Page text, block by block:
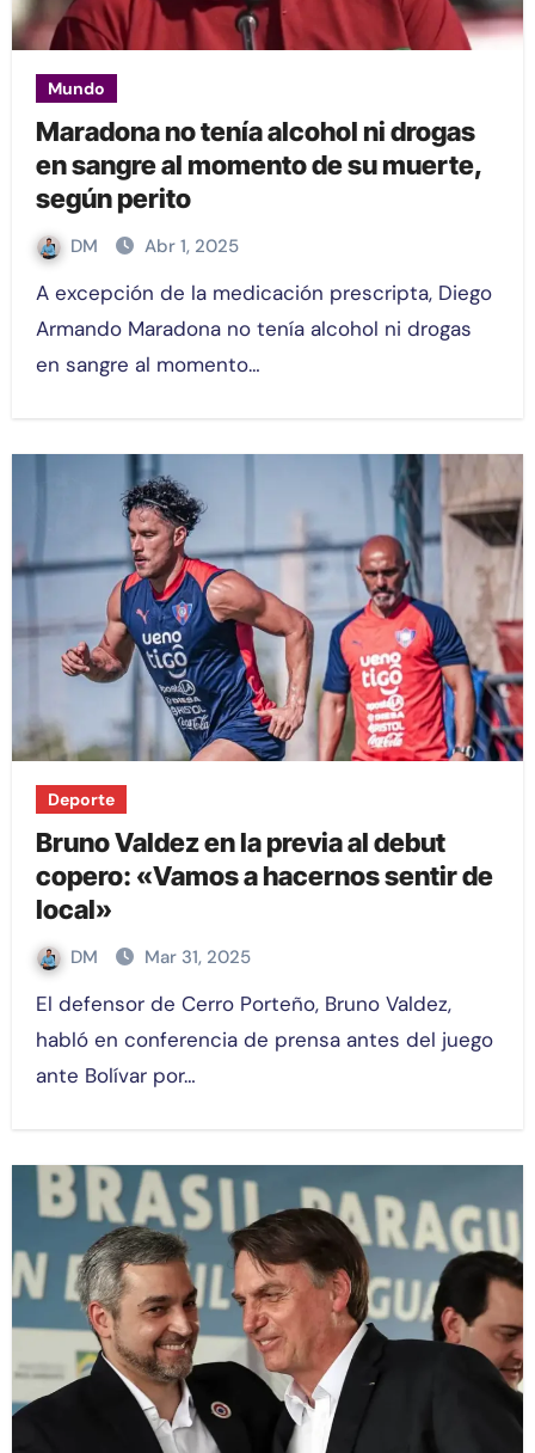
Mundo
Maradona no tenía alcohol ni drogas
en sangre al momento de su muerte,
según perito
DM Abr 1, 2025
A excepción de la medicación prescripta, Diego
Armando Maradona no tenía alcohol ni drogas
en sangre al momento…
Deporte
Bruno Valdez en la previa al debut
copero: «Vamos a hacernos sentir de
local»
DM Mar 31, 2025
El defensor de Cerro Porteño, Bruno Valdez,
habló en conferencia de prensa antes del juego
ante Bolívar por…